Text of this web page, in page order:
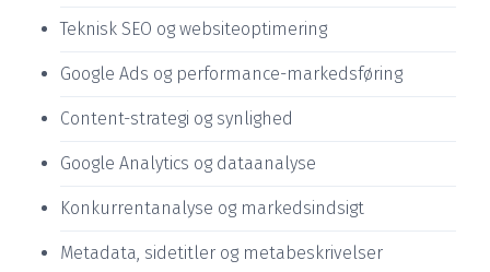
Teknisk SEO og websiteoptimering
Google Ads og performance-markedsføring
Content-strategi og synlighed
Google Analytics og dataanalyse
Konkurrentanalyse og markedsindsigt
Metadata, sidetitler og metabeskrivelser